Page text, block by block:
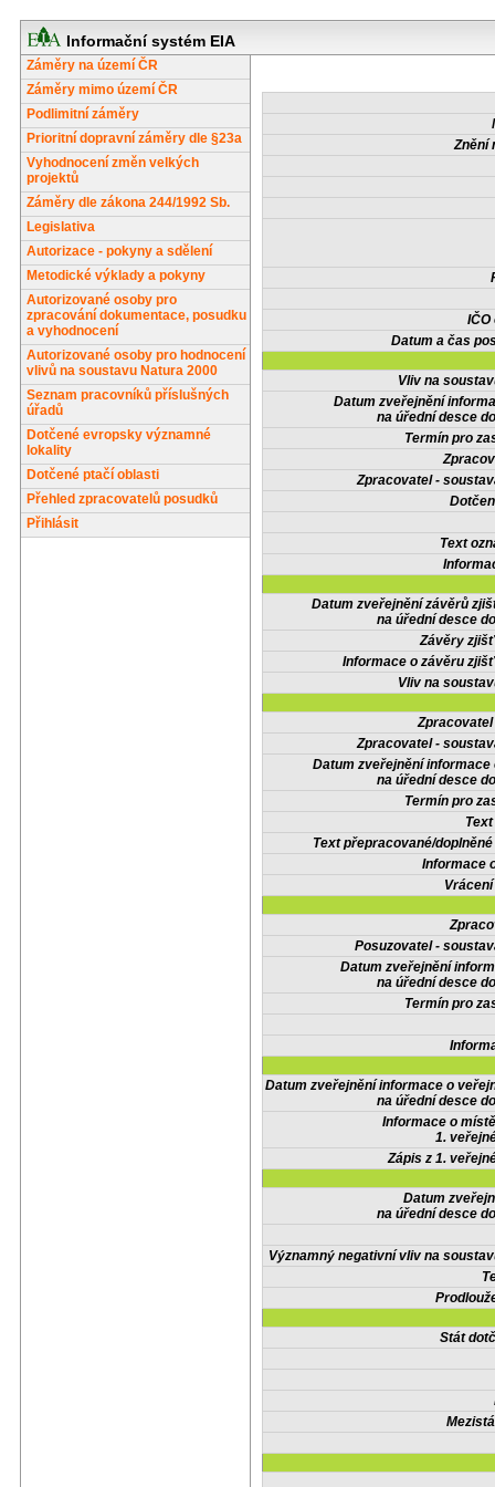
Informační systém EIA
Záměry na území ČR
Záměry mimo území ČR
Podlimitní záměry
Prioritní dopravní záměry dle §23a
Vyhodnocení změn velkých
projektů
Záměry dle zákona 244/1992 Sb.
Legislativa
Autorizace - pokyny a sdělení
Metodické výklady a pokyny
Autorizované osoby pro
zpracování dokumentace, posudku
a vyhodnocení
Autorizované osoby pro hodnocení
vlivů na soustavu Natura 2000
Seznam pracovníků příslušných
úřadů
Dotčené evropsky významné
lokality
Dotčené ptačí oblasti
Přehled zpracovatelů posudků
Přihlásit
Znění
IČO
Datum a čas
Vliv na
Datum zveřejnění
na úřední desce
Termín pro
Zpracovatel -
Text
Datum zveřejnění závěrů
na úřední desce
Závěry
Informace o závěru
Vliv na
Zpracovatel -
Datum zveřejnění informace
na úřední desce
Termín pro
Text přepracované/
Informace
Posuzovatel -
Datum zveřejnění
na úřední desce
Termín pro
Datum zveřejnění informace o
na úřední desce
Informace o
1.
Zápis z 1.
Datum
na úřední desce
Významný negativní vliv na
Stát